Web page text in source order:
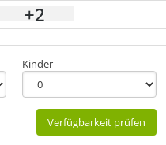
+2
Kinder
Verfügbarkeit prüfen